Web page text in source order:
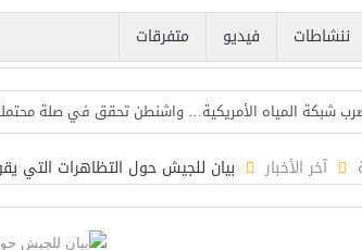
ننشاطات فيديو متفرقات
شبكة المياه الأمريكية… واشنطن تحقق في صلة
قرب ملعب ترامب للغولف في كاليفورنيا قبل زيارته
تنظيم متكامل يحمي لبنان من الحدود إلى الداخل
“فيفا” يتراجع
لكن الخطر لا يزال مشتعلاً
آخر الأخبار بيان للجيش حول التظاهرات التي